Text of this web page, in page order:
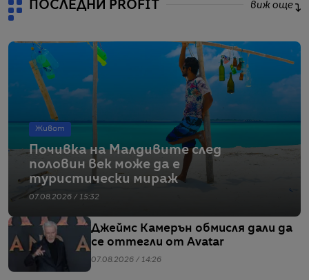
ПОСЛЕДНИ PROFIT виж още
Живот
Почивка на Малдивите след
половин век може да е
туристически мираж
07.08.2026 / 15:32
Джеймс Камерън обмисля дали да
се оттегли от Avatar
07.08.2026 / 14:26